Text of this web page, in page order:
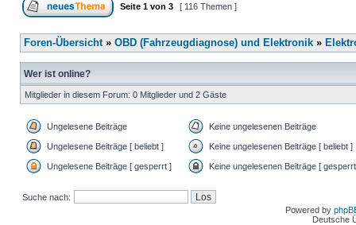
Seite 1 von 3 [ 116 Themen ]
Foren-Übersicht» OBD (Fahrzeugdiagnose) und Elektronik »
Wer ist online?
Mitglieder in diesem Forum: 0 Mitglieder und 2 Gäste
Ungelesene Beiträge Keine ungelesenen Beiträge
Ungelesene Beiträge [ beliebt ] Keine ungelesenen Beiträge [ beliebt ]
Ungelesene Beiträge [ gesperrt ] Keine ungelesenen Beiträge [
Suche nach:
Powered by
Deutsche